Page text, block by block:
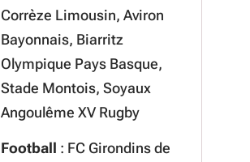
Corrèze Limousin, Aviron
Bayonnais, Biarritz
Olympique Pays Basque,
Stade Montois, Soyaux
Angoulême XV Rugby
Football : FC Girondins de